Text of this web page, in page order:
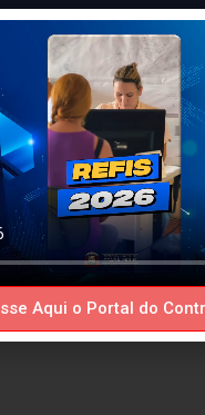
pela Renovar Web
Aqui o Portal do